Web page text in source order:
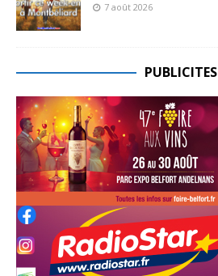
7 août 2026
PUBLICITES